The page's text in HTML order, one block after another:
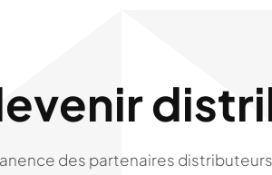
des partenaires